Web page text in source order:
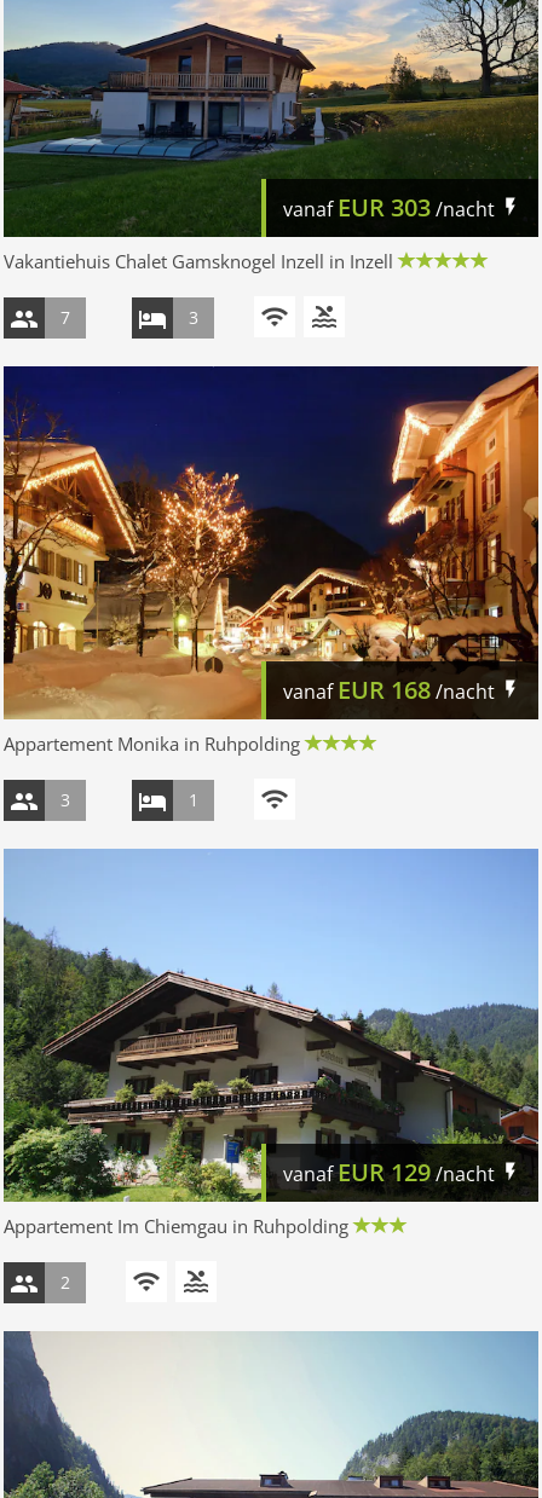
vanafEUR303/nacht
Vakantiehuis Chalet Gamsknogel Inzell in Inzell
7 3
vanaf EUR 168/nacht
Appartement Monika in Ruhpolding
3 1
vanafEUR129/nacht
Appartement Im Chiemgau in Ruhpolding
2